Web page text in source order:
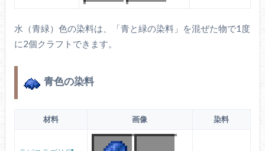
水（青緑）色の染料は、「青と緑の染料」を混ぜた物で1度
に2個クラフトできます。
青色の染料
材料 画像 染料